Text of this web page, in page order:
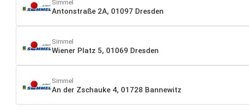
Simmel
Antonstraße 2A, 01097 Dresden
Simmel
Wiener Platz 5, 01069 Dresden
Simmel
An der Zschauke 4, 01728 Bannewitz